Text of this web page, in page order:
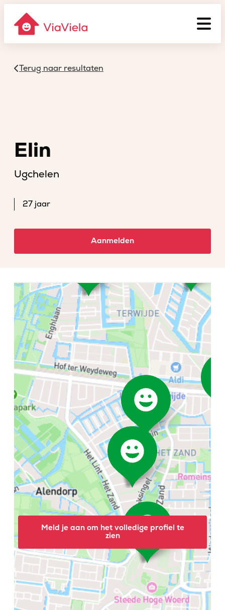
Terug naar resultaten
Elin
Ugchelen
27 jaar
Aanmelden
Meld je aan om het volledige profiel te
zien